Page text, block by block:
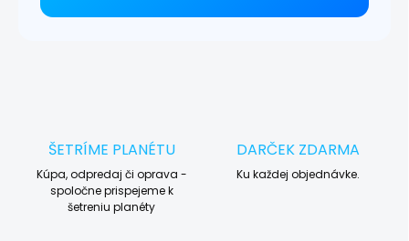
ŠETRÍME PLANÉTU
Kúpa, odpredaj či oprava -
spoločne prispejeme k
šetreniu planéty
DARČEK ZDARMA
Ku každej objednávke.